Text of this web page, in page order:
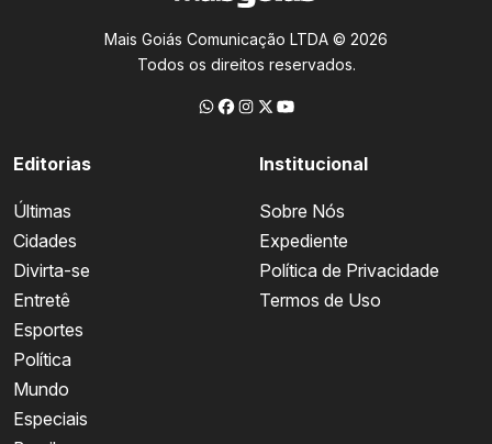
Mais Goiás Comunicação LTDA © 2026
Todos os direitos reservados.
Editorias
Últimas
Cidades
Divirta-se
Entretê
Esportes
Política
Mundo
Especiais
Institucional
Sobre Nós
Expediente
Política de Privacidade
Termos de Uso